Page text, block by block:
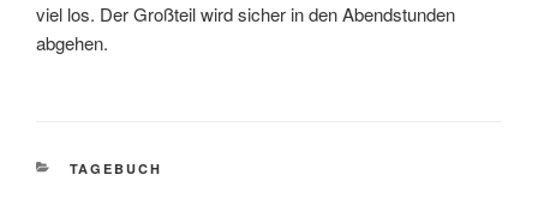
viel los. Der Großteil wird sicher in den Abendstunden
abgehen.
KATEGORIEN
TAGEBUCH